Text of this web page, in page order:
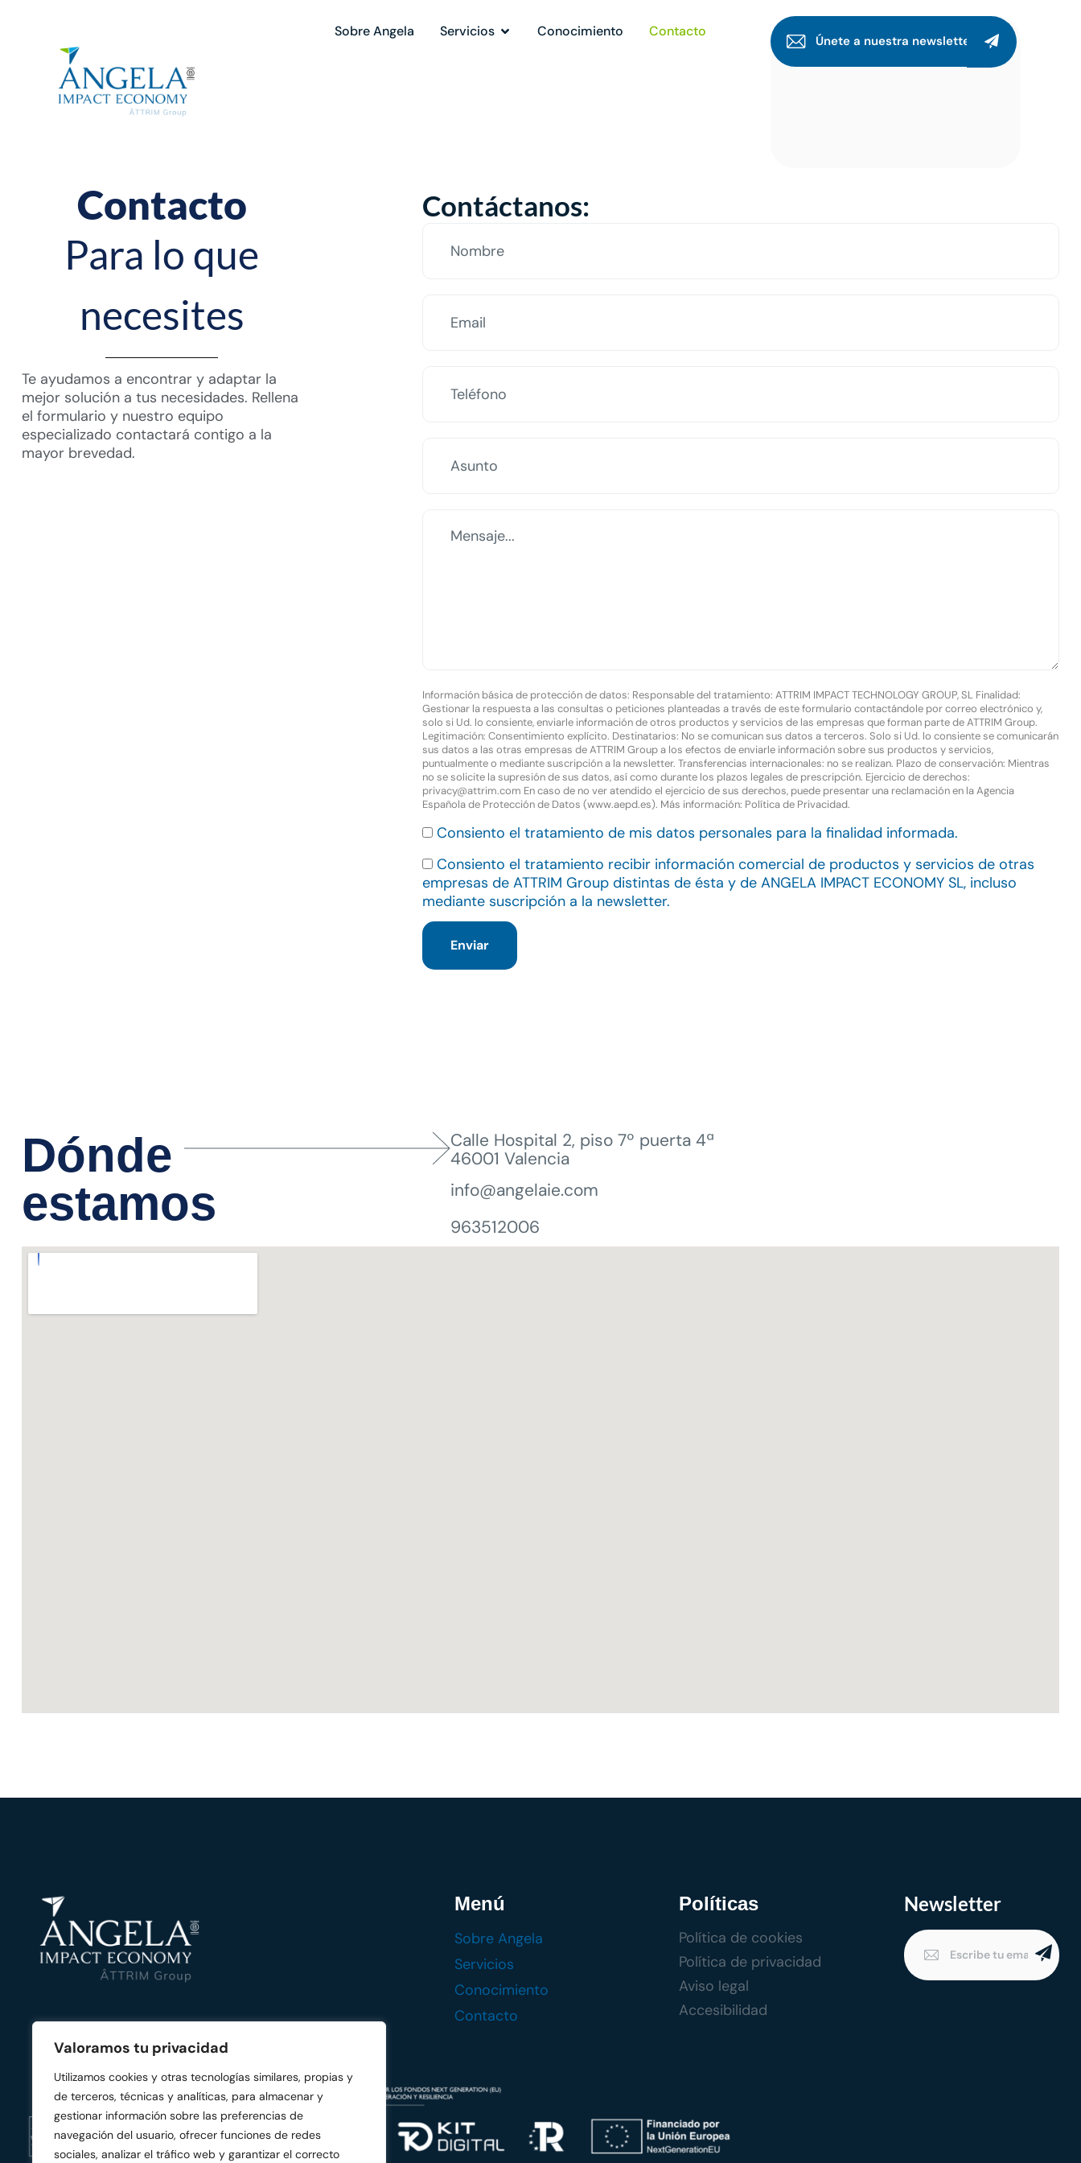
Valoramos tu privacidad
Utilizamos cookies y otras tecnologías similares, propias y
de terceros, técnicas y analíticas, para almacenar y
gestionar información sobre las preferencias de
navegación del usuario, ofrecer funciones de redes
sociales, analizar el tráfico web y garantizar el correcto
Sobre Angela Servicios Conocimiento Contacto
Contacto
Para lo que
necesites
Te ayudamos a encontrar y adaptar la
mejor solución a tus necesidades. Rellena
el formulario y nuestro equipo
especializado contactará contigo a la
mayor brevedad.
Contáctanos:
Información básica de protección de datos: Responsable del tratamiento: ATTRIM IMPACT TECHNOLOGY GROUP, SL Finalidad:
Gestionar la respuesta a las consultas o peticiones planteadas a través de este formulario contactándole por correo electrónico y,
solo si Ud. lo consiente, enviarle información de otros productos y servicios de las empresas que forman parte de ATTRIM Group.
Legitimación: Consentimiento explícito. Destinatarios: No se comunican sus datos a terceros. Solo si Ud. lo consiente se comunicarán
sus datos a las otras empresas de ATTRIM Group a los efectos de enviarle información sobre sus productos y servicios,
puntualmente o mediante suscripción a la newsletter. Transferencias internacionales: no se realizan. Plazo de conservación: Mientras
no se solicite la supresión de sus datos, así como durante los plazos legales de prescripción. Ejercicio de derechos:
privacy@attrim.com En caso de no ver atendido el ejercicio de sus derechos, puede presentar una reclamación en la Agencia
Española de Protección de Datos (www.aepd.es). Más información: Política de Privacidad.
Consiento el tratamiento de mis datos personales para la finalidad informada.
Consiento el tratamiento recibir información comercial de productos y servicios de otras
empresas de ATTRIM Group distintas de ésta y de ANGELA IMPACT ECONOMY SL, incluso
mediante suscripción a la newsletter.
Enviar
Dónde
estamos
Calle Hospital 2, piso 7º puerta 4ª
46001 Valencia
info@angelaie.com
963512006
Menú
Sobre Angela
Servicios
Conocimiento
Contacto
Políticas
Política de cookies
Política de privacidad
Aviso legal
Accesibilidad
Newsletter